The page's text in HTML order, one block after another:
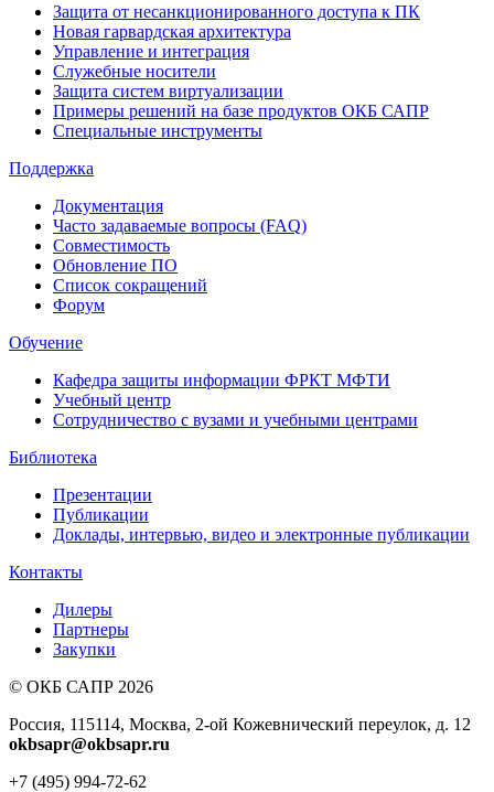
Защита от несанкционированного доступа к ПК
Новая гарвардская архитектура
Управление и интеграция
Служебные носители
Защита систем виртуализации
Примеры решений на базе продуктов ОКБ САПР
Специальные инструменты
Поддержка
Документация
Часто задаваемые вопросы (FAQ)
Совместимость
Обновление ПО
Список сокращений
Форум
Обучение
Кафедра защиты информации ФРКТ МФТИ
Учебный центр
Сотрудничество с вузами и учебными центрами
Библиотека
Презентации
Публикации
Доклады, интервью, видео и электронные публикации
Контакты
Дилеры
Партнеры
Закупки
© ОКБ САПР 2026
Россия, 115114, Москва, 2-ой Кожевнический переулок, д. 12
okbsapr@okbsapr.ru
+7 (495) 994-72-62